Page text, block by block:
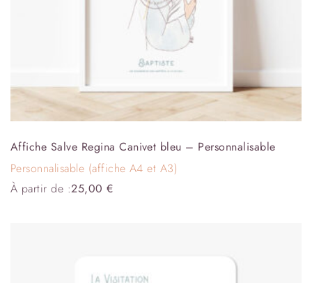
Affiche Salve Regina Canivet bleu – Personnalisable
Personnalisable (affiche A4 et A3)
À partir de :25,00€